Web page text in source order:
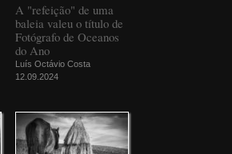
A "refeição" de uma
baleia valeu o título de
Fotógrafo de Oceanos
do Ano
Luís Octávio Costa
12.09.2024